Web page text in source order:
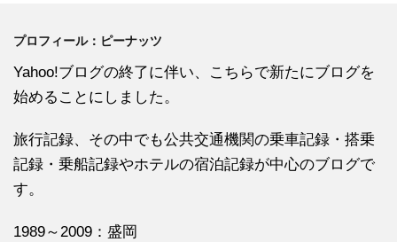
プロフィール：ピーナッツ
Yahoo!ブログの終了に伴い、こちらで新たにブログを
始めることにしました。
旅行記録、その中でも公共交通機関の乗車記録・搭乗
記録・乗船記録やホテルの宿泊記録が中心のブログで
す。
1989～2009：盛岡